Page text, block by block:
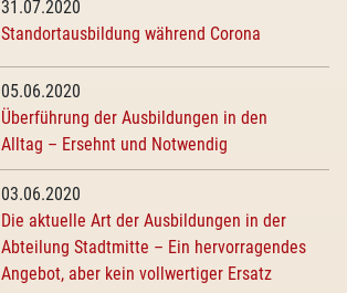
31.07.2020
Standortausbildung während Corona
05.06.2020
Überführung der Ausbildungen in den
Alltag – Ersehnt und Notwendig
03.06.2020
Die aktuelle Art der Ausbildungen in der
Abteilung Stadtmitte – Ein hervorragendes
Angebot, aber kein vollwertiger Ersatz